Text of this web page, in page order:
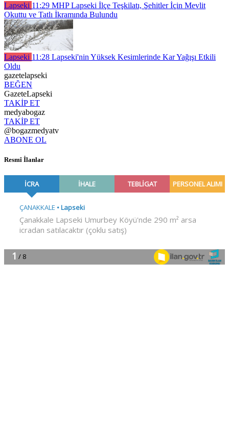
Lapseki 11:29 MHP Lapseki İlçe Teşkilatı, Şehitler İçin Mevlit
Okuttu ve Tatlı İkramında Bulundu
Lapseki 11:28 Lapseki'nin Yüksek Kesimlerinde Kar Yağışı Etkili
Oldu
gazetelapseki
BEĞEN
GazeteLapseki
TAKİP ET
medyabogaz
TAKİP ET
@bogazmedyatv
ABONE OL
Resmî İlanlar